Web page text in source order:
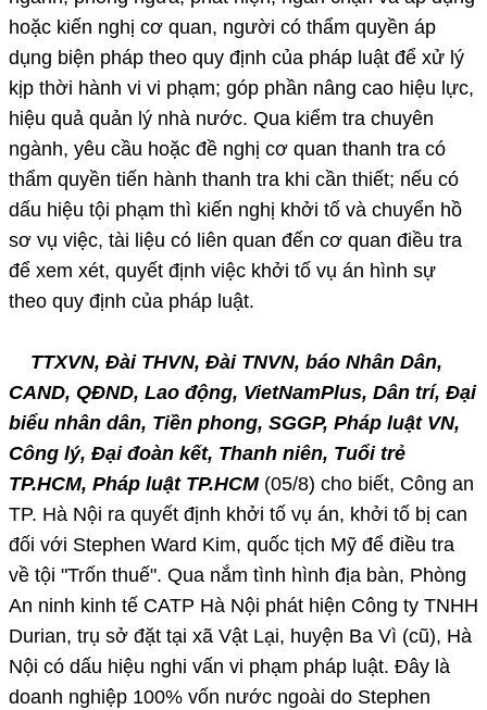
hoặc kiến nghị cơ quan, người có thẩm quyền áp
dụng biện pháp theo quy định của pháp luật để xử lý
kịp thời hành vi vi phạm; góp phần nâng cao hiệu lực,
hiệu quả quản lý nhà nước. Qua kiểm tra chuyên
ngành, yêu cầu hoặc đề nghị cơ quan thanh tra có
thẩm quyền tiến hành thanh tra khi cần thiết; nếu có
dấu hiệu tội phạm thì kiến nghị khởi tố và chuyển hồ
sơ vụ việc, tài liệu có liên quan đến cơ quan điều tra
để xem xét, quyết định việc khởi tố vụ án hình sự
theo quy định của pháp luật.
TTXVN, Đài THVN, Đài TNVN, báo Nhân Dân,
CAND, QĐND, Lao động, VietNamPlus, Dân trí, Đại
biểu nhân dân, Tiền phong, SGGP, Pháp luật VN,
Công lý, Đại đoàn kết, Thanh niên, Tuổi trẻ
TP.HCM, Pháp luật TP.HCM(05/8) cho biết, Công an
TP. Hà Nội ra quyết định khởi tố vụ án, khởi tố bị can
đối với Stephen Ward Kim, quốc tịch Mỹ để điều tra
về tội "Trốn thuế". Qua nắm tình hình địa bàn, Phòng
An ninh kinh tế CATP Hà Nội phát hiện Công ty TNHH
Durian, trụ sở đặt tại xã Vật Lại, huyện Ba Vì (cũ), Hà
Nội có dấu hiệu nghi vấn vi phạm pháp luật. Đây là
doanh nghiệp 100% vốn nước ngoài do Stephen